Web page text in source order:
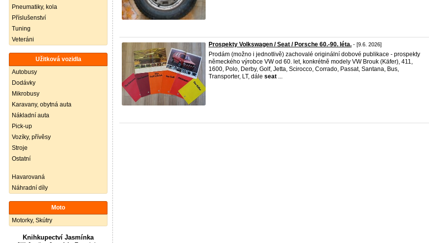
Pneumatiky, kola
Příslušenství
Tuning
Veteráni
Užitková vozidla
Autobusy
Dodávky
Mikrobusy
Karavany, obytná auta
Nákladní auta
Pick-up
Vozíky, přívěsy
Stroje
Ostatní
Havarovaná
Náhradní díly
Moto
Motorky, Skútry
Knihkupectví Jasmínka
Prospekty Volkswagen / Seat / Porsche 60.-90. léta. - [9.6. 2026]
Prodám (možno i jednotlivě) zachovalé originální dobové publikace - prospekty
německého výrobce VW od 60. let, konkrétně modely VW Brouk (Käfer), 411,
1600, Polo, Derby, Golf, Jetta, Scirocco, Corrado, Passat, Santana, Bus,
Transporter, LT, dále seat ...